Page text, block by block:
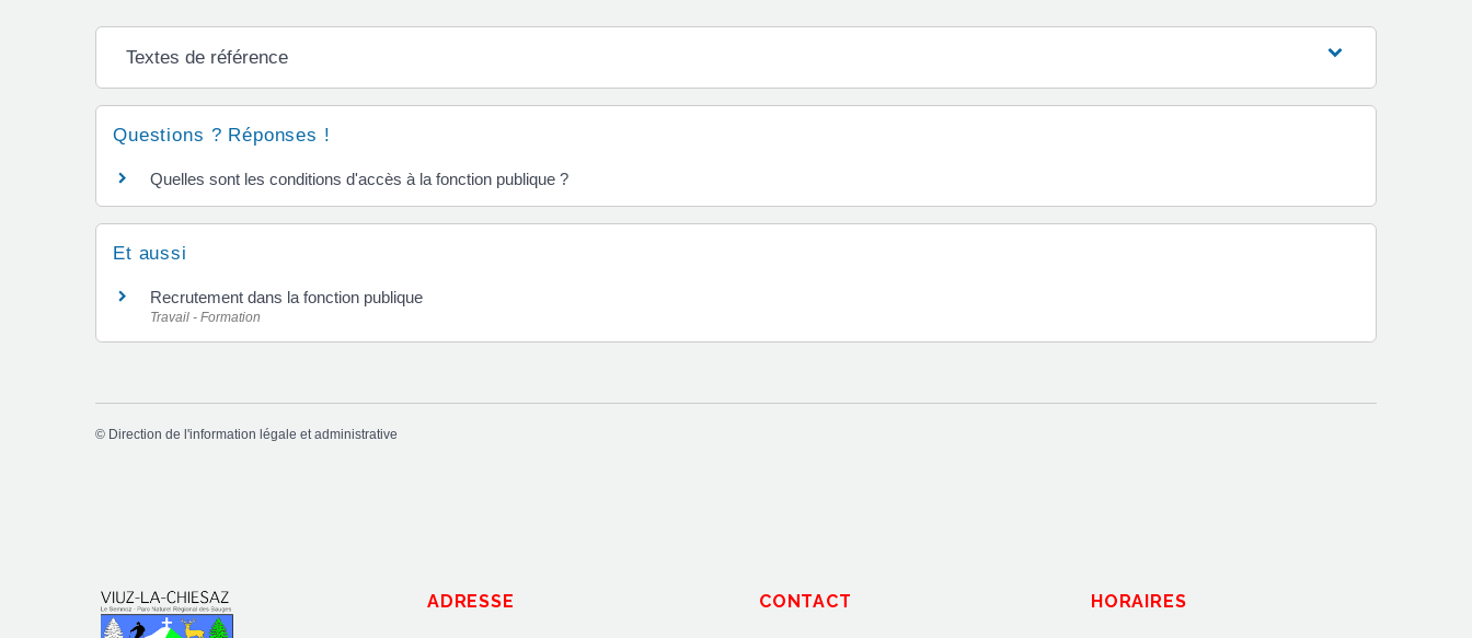
Textes de référence
Questions ? Réponses !
Quelles sont les conditions d'accès à la fonction publique ?
Et aussi
Recrutement dans la fonction publique
Travail - Formation
© Direction de l'information légale et administrative
ADRESSE CONTACT HORAIRES